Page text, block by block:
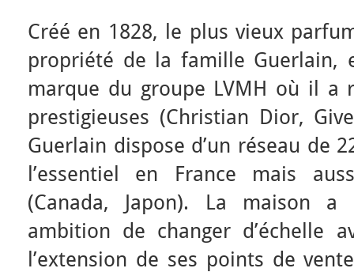
Créé en 1828, le plus vieux
propriété de la famille Guerlain,
marque du groupe LVMH où il a
prestigieuses (Christian Dior,
Guerlain dispose d’un réseau de
l’essentiel en France mais
(Canada, Japon). La maison
ambition de changer d’échelle
l’extension de ses points de